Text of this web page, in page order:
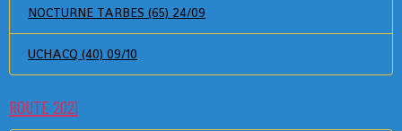
NOCTURNE TARBES (65) 24/09
UCHACQ (40) 09/10
ROUTE 2021